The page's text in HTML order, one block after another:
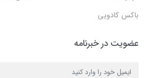
باکس کادویی
عضویت در خبرنامه